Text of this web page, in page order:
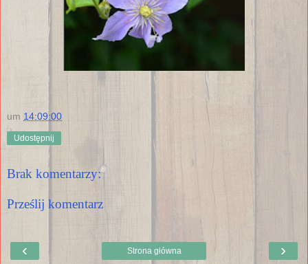
um 14:09:00
Udostępnij
Brak komentarzy:
Prześlij komentarz
‹ ›
Strona główna